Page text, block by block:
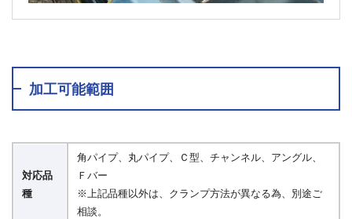
加工可能範囲
対応品
種
角パイプ、丸パイプ、Ｃ型、チャンネル、アングル、
Ｆバー
※上記品種以外は、クランプ方法が異なる為、別途ご
相談。